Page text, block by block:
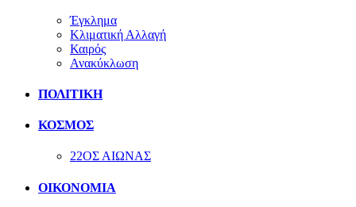
Έγκλημα
Κλιματική Αλλαγή
Καιρός
Ανακύκλωση
ΠΟΛΙΤΙΚΗ
ΚΟΣΜΟΣ
22ΟΣ ΑΙΩΝΑΣ
ΟΙΚΟΝΟΜΙΑ